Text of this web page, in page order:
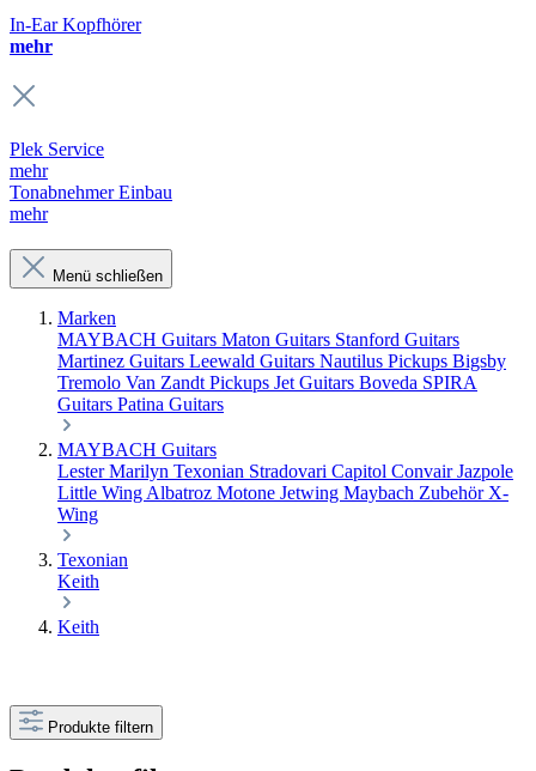
In-Ear Kopfhörer
mehr
Plek Service
mehr
Tonabnehmer Einbau
mehr
Menü schließen
Marken
MAYBACH Guitars Maton Guitars Stanford Guitars
Martinez Guitars Leewald Guitars Nautilus Pickups Bigsby
Tremolo Van Zandt Pickups Jet Guitars Boveda SPIRA
Guitars Patina Guitars
MAYBACH Guitars
LesterMarilyn Texonian Stradovari Capitol ConvairJazpole
Little Wing Albatroz Motone Jetwing Maybach Zubehör X-
Wing
Texonian
Keith
Keith
Produkte filtern